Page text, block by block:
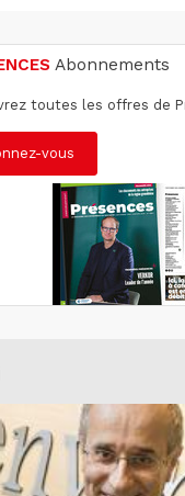
Abonnements
toutes les offres de
vous